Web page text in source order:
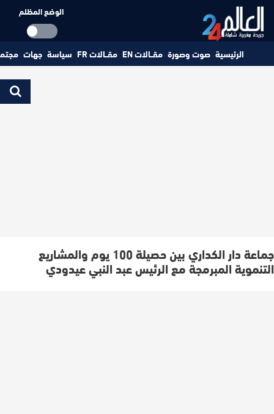
الوضع المظلم
الرئيسية صوت وصورة مقــالات EN مقــالات FR سياسة جهات
جماعة دار الكداري بين حصيلة 100 يوم والمشاريع
التنموية المبرمجة مع الرئيس عبد النبي عيدودي